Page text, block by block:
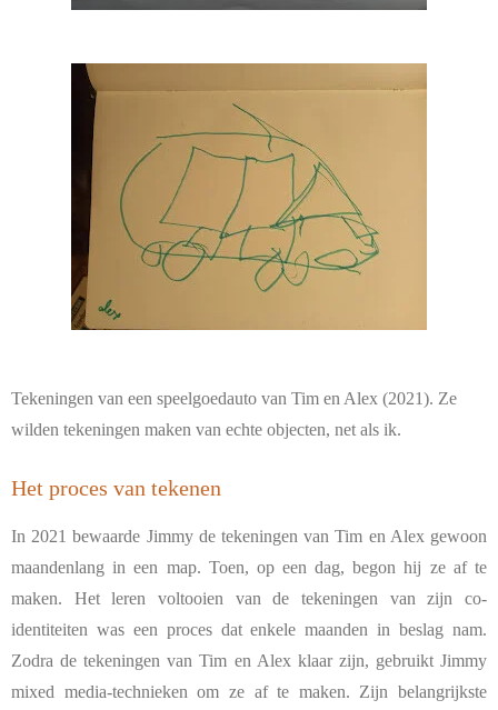
Tekeningen van een speelgoedauto van Tim en Alex (2021). Ze
wilden tekeningen maken van echte objecten, net als ik.
Het proces van tekenen
In 2021 bewaarde Jimmy de tekeningen van Tim en Alex gewoon
maandenlang in een map. Toen, op een dag, begon hij ze af te
maken. Het leren voltooien van de tekeningen van zijn co-
identiteiten was een proces dat enkele maanden in beslag nam.
Zodra de tekeningen van Tim en Alex klaar zijn, gebruikt Jimmy
mixed media-technieken om ze af te maken. Zijn belangrijkste